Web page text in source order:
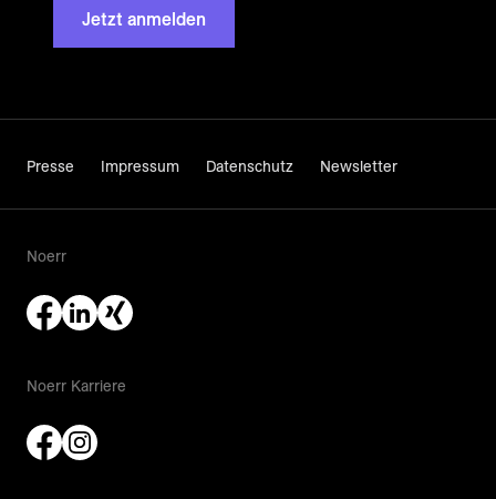
Jetzt anmelden
Presse Impressum Datenschutz Newsletter
Noerr
Noerr Karriere